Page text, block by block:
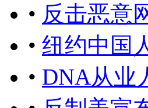
• 反击恶意
• 纽约中国
• DNA从业